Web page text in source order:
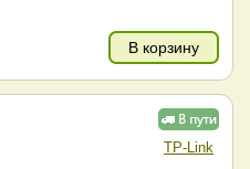
В корзину
TP-Link